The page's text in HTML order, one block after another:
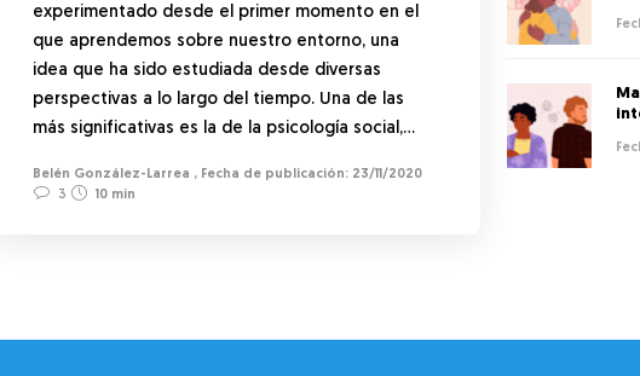
experimentado desde el primer momento en el
que aprendemos sobre nuestro entorno, una
idea que ha sido estudiada desde diversas
perspectivas a lo largo del tiempo. Una de las
más significativas es la de la psicología social,…
Belén González-Larrea ,
23/11/2020
3
10 min